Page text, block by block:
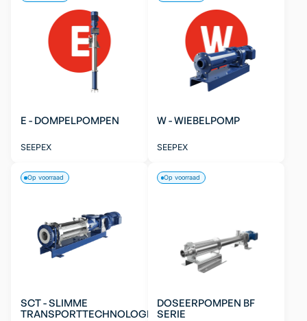
E - DOMPELPOMPEN
SEEPEX
W - WIEBELPOMP
SEEPEX
SCT - SLIMME
TRANSPORTTECHNOLOGIE
Op voorraad
DOSEERPOMPEN BF
SERIE
Op voorraad